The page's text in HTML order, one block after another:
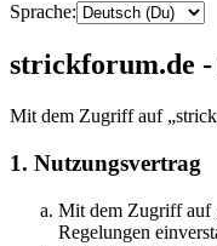
Sprache:
strickforum.de
Mit dem Zugriff auf
1. Nutzungsvertrag
Mit dem Zugriff auf
Regelungen